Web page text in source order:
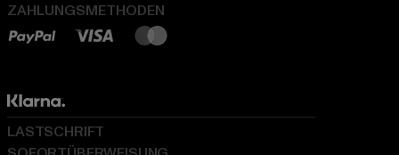
ZAHLUNGSMETHODEN
LASTSCHRIFT